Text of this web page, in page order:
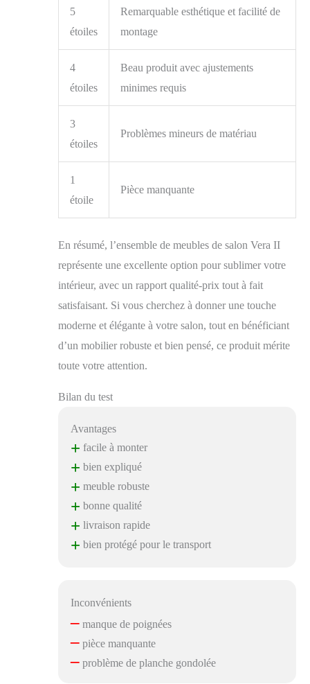
5
étoiles
Remarquable esthétique et facilité de
montage
4
étoiles
Beau produit avec ajustements
minimes requis
3
étoiles
Problèmes mineurs de matériau
1
étoile
Pièce manquante
En résumé, l’ensemble de meubles de salon Vera II
représente une excellente option pour sublimer votre
intérieur, avec un rapport qualité-prix tout à fait
satisfaisant. Si vous cherchez à donner une touche
moderne et élégante à votre salon, tout en bénéficiant
d’un mobilier robuste et bien pensé, ce produit mérite
toute votre attention.
Bilan du test
Avantages
+ facile à monter
+ bien expliqué
+ meuble robuste
+ bonne qualité
+ livraison rapide
+ bien protégé pour le transport
Inconvénients
–manque de poignées
–pièce manquante
–problème de planche gondolée